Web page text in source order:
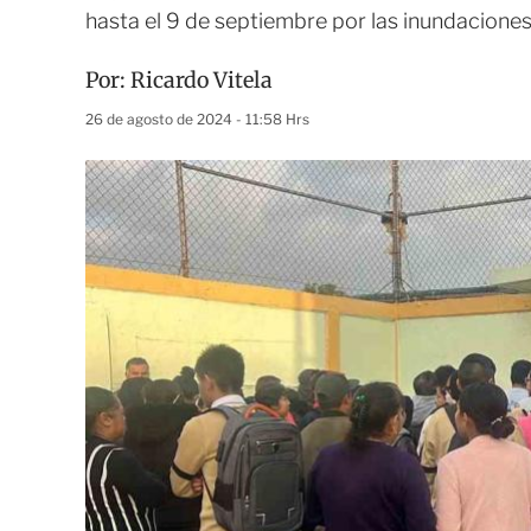
hasta el 9 de septiembre por las
Por: Ricardo Vitela
26 de agosto de 2024 - 11:58 Hrs